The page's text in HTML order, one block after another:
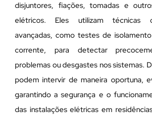
disjuntores, fiações, tomadas e
elétricos. Eles utilizam técnicas
avançadas, como testes de
corrente, para detectar
problemas ou desgastes nos sistemas.
podem intervir de maneira oportuna,
garantindo a segurança e o
das instalações elétricas em